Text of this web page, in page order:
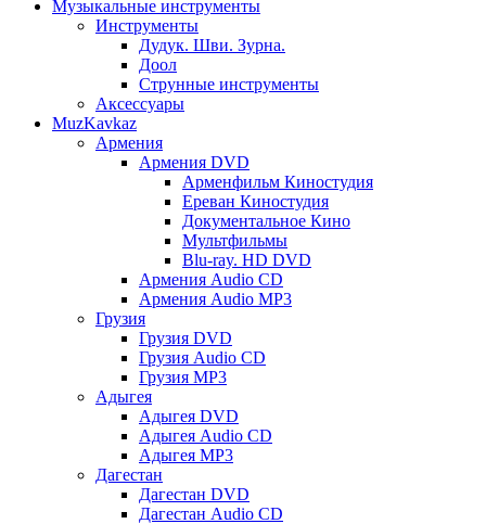
Музыкальные инструменты
Инструменты
Дудук. Шви. Зурна.
Доол
Струнные инструменты
Аксессуары
MuzKavkaz
Армения
Армения DVD
Арменфильм Киностудия
Ереван Киностудия
Документальное Кино
Мультфильмы
Blu-ray. HD DVD
Армения Audio CD
Армения Audio MP3
Грузия
Грузия DVD
Грузия Audio CD
Грузия MP3
Адыгея
Адыгея DVD
Адыгея Audio CD
Адыгея MP3
Дагестан
Дагестан DVD
Дагестан Audio CD